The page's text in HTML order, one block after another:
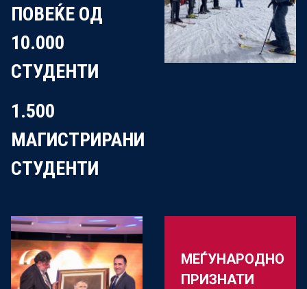
ПОВЕЌЕ ОД
10.000
СТУДЕНТИ
1.500
МАГИСТРИРАНИ
СТУДЕНТИ
МЕЃУНАРОДНО
ПРИЗНАТИ